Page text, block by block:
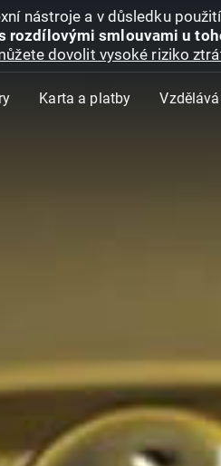
nástroje a v důsledku
rozdílovými smlouvami u
dovolit vysoké riziko
Karta a platby